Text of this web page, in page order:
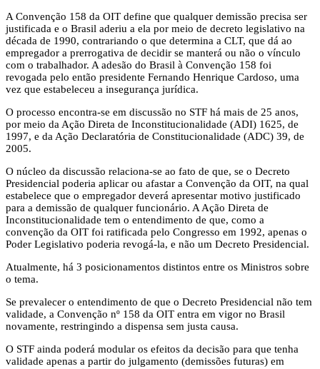
A Convenção 158 da OIT define que qualquer demissão precisa ser
justificada e o Brasil aderiu a ela por meio de decreto legislativo na
década de 1990, contrariando o que determina a CLT, que dá ao
empregador a prerrogativa de decidir se manterá ou não o vínculo
com o trabalhador. A adesão do Brasil à Convenção 158 foi
revogada pelo então presidente Fernando Henrique Cardoso, uma
vez que estabeleceu a insegurança jurídica.
O processo encontra-se em discussão no STF há mais de 25 anos,
por meio da Ação Direta de Inconstitucionalidade (ADI) 1625, de
1997, e da Ação Declaratória de Constitucionalidade (ADC) 39, de
2005.
O núcleo da discussão relaciona-se ao fato de que, se o Decreto
Presidencial poderia aplicar ou afastar a Convenção da OIT, na qual
estabelece que o empregador deverá apresentar motivo justificado
para a demissão de qualquer funcionário. A Ação Direta de
Inconstitucionalidade tem o entendimento de que, como a
convenção da OIT foi ratificada pelo Congresso em 1992, apenas o
Poder Legislativo poderia revogá-la, e não um Decreto Presidencial.
Atualmente, há 3 posicionamentos distintos entre os Ministros sobre
o tema.
Se prevalecer o entendimento de que o Decreto Presidencial não tem
validade, a Convenção nº 158 da OIT entra em vigor no Brasil
novamente, restringindo a dispensa sem justa causa.
O STF ainda poderá modular os efeitos da decisão para que tenha
validade apenas a partir do julgamento (demissões futuras) em